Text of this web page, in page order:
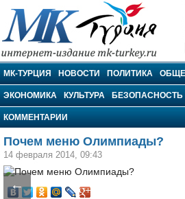
МК-Турция
МК-ТУРЦИЯ НОВОСТИ ПОЛИТИКА
ЭКОНОМИКА КУЛЬТУРА БЕЗОПАСНОСТЬ
КОММЕНТАРИИ
Почем меню Олимпиады?
14 февраля 2014, 09:43
←